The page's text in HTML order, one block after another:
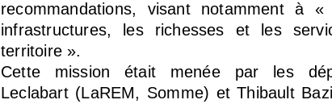
recommandations, visant notamment à
infrastructures, les richesses et les
territoire ».
Cette mission était menée par les
Leclabart (LaREM, Somme) et Thibault